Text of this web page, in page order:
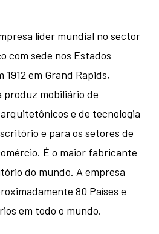
líder mundial no sector
com sede nos Estados
em Grand Rapids,
produz mobiliário de
e de tecnologia
e para os setores de
É o maior fabricante
do mundo. A empresa
80 Países e
em todo o mundo.